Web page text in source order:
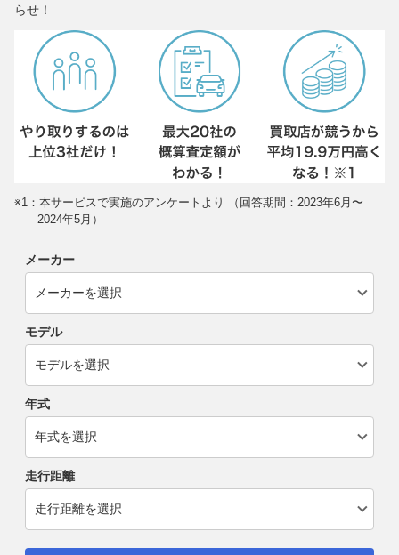
らせ！
※1：本サービスで実施のアンケートより （回答期間：2023年6月〜
2024年5月）
メーカー
モデル
年式
走行距離